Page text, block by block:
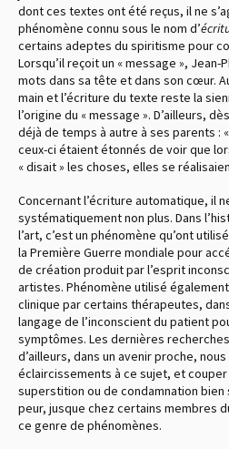
dont ces textes ont été reçus, il ne
phénomène connu sous le nom d’
certains adeptes du spiritisme pour
Lorsqu’il reçoit un « message »,
mots dans sa tête et dans son cœur.
main et l’écriture du texte reste la
l’origine du « message ». D’ailleurs,
déjà de temps à autre à ses parents :
ceux-ci étaient étonnés de voir que
« disait » les choses, elles se
Concernant l’écriture automatique, il
systématiquement non plus. Dans
l’art, c’est un phénomène qu’ont
la Première Guerre mondiale pour
de création produit par l’esprit
artistes. Phénomène utilisé
clinique par certains thérapeutes,
langage de l’inconscient du patient
symptômes. Les dernières
d’ailleurs, dans un avenir proche,
éclaircissements à ce sujet, et
superstition ou de condamnation
peur, jusque chez certains membres
ce genre de phénomènes.